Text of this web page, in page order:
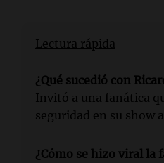
Lectura rápida
¿Qué sucedió con
Invitó a una fanática
seguridad en su show
¿Cómo se hizo viral la